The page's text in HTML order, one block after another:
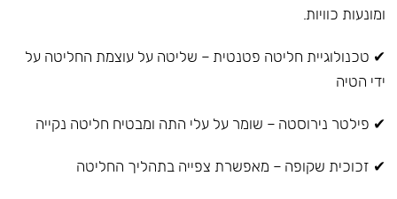
ומונעות כוויות.
✔ טכנולוגיית חליטה פטנטית – שליטה על עוצמת החליטה על
ידי הטיה
✔ פילטר נירוסטה – שומר על עלי התה ומבטיח חליטה נקייה
✔ זכוכית שקופה – מאפשרת צפייה בתהליך החליטה